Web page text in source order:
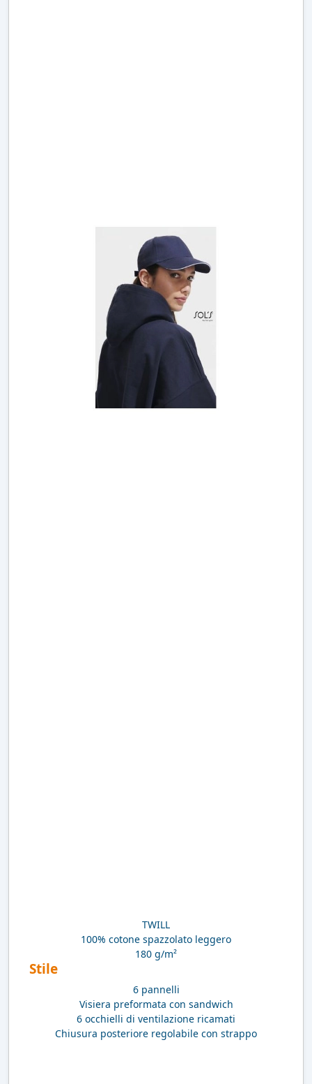
TWILL
100% cotone spazzolato leggero
180 g/m²
Stile
6 pannelli
Visiera preformata con sandwich
6 occhielli di ventilazione ricamati
Chiusura posteriore regolabile con strappo